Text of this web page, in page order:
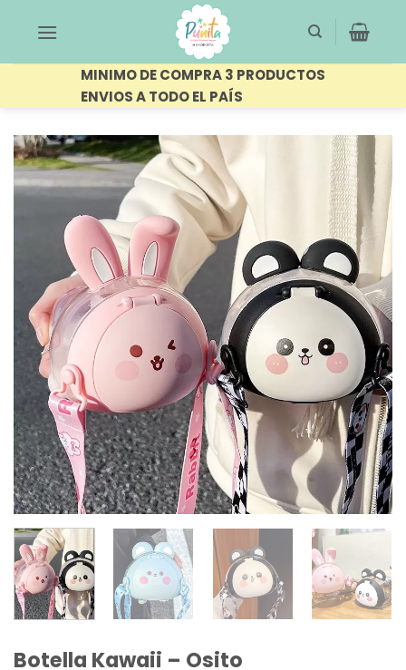
MINIMO DE COMPRA 3 PRODUCTOS
ENVIOS A TODO EL PAÍS
Botella Kawaii – Osito